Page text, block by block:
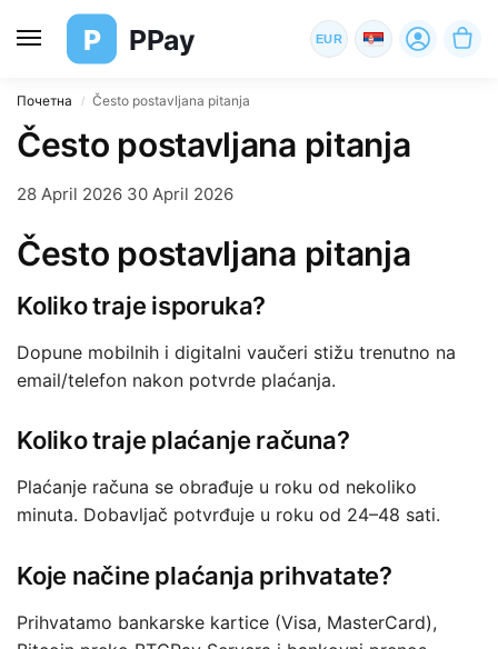
P PPay EUR
Почетна / Često postavljana pitanja
Često postavljana pitanja
28 April 2026 30 April 2026
Često postavljana pitanja
Koliko traje isporuka?
Dopune mobilnih i digitalni vaučeri stižu trenutno na
email/telefon nakon potvrde plaćanja.
Koliko traje plaćanje računa?
Plaćanje računa se obrađuje u roku od nekoliko
minuta. Dobavljač potvrđuje u roku od 24–48 sati.
Koje načine plaćanja prihvatate?
Prihvatamo bankarske kartice (Visa, MasterCard),